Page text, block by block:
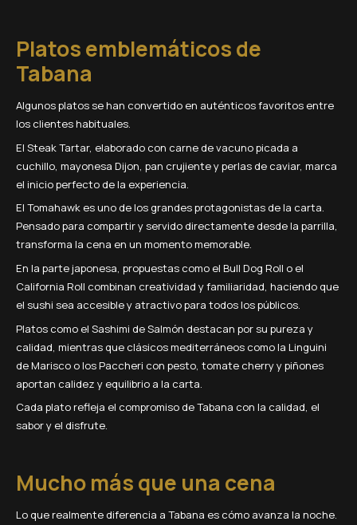
Platos emblemáticos de
Tabana
Algunos platos se han convertido en auténticos favoritos entre
los clientes habituales.
El Steak Tartar, elaborado con carne de vacuno picada a
cuchillo, mayonesa Dijon, pan crujiente y perlas de caviar, marca
el inicio perfecto de la experiencia.
El Tomahawk es uno de los grandes protagonistas de la carta.
Pensado para compartir y servido directamente desde la parrilla,
transforma la cena en un momento memorable.
En la parte japonesa, propuestas como el Bull Dog Roll o el
California Roll combinan creatividad y familiaridad, haciendo que
el sushi sea accesible y atractivo para todos los públicos.
Platos como el Sashimi de Salmón destacan por su pureza y
calidad, mientras que clásicos mediterráneos como la Linguini
de Marisco o los Paccheri con pesto, tomate cherry y piñones
aportan calidez y equilibrio a la carta.
Cada plato refleja el compromiso de Tabana con la calidad, el
sabor y el disfrute.
Mucho más que una cena
Lo que realmente diferencia a Tabana es cómo avanza la noche.